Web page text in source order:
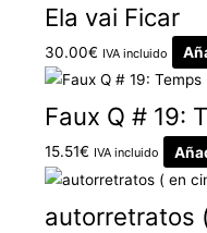
Ela vai Ficar
30.00€ IVA incluido
Faux Q # 19:
15.51€ IVA incluido
autorretratos